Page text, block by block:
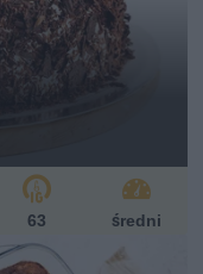
63 średni